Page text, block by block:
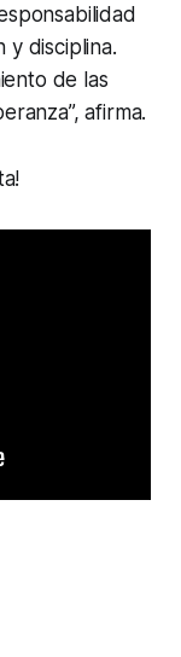
y disciplina.
de las
afirma.